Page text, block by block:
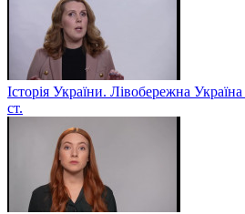
Історія України. Лівобережна
ст.